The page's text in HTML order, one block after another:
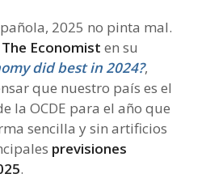
2025 no pinta mal.
The Economist en su
did best in 2024?,
que nuestro país es el
la OCDE para el año que
sencilla y sin artificios
previsiones
.